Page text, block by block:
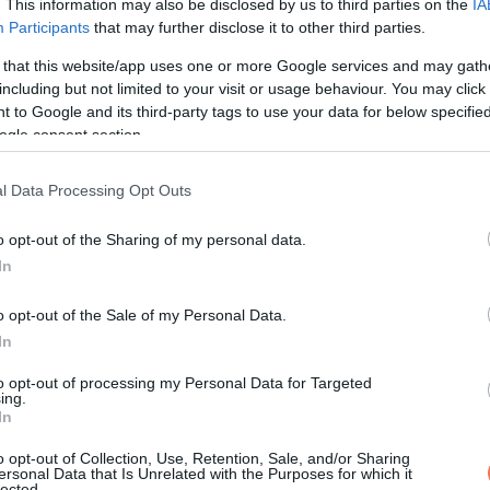
This information may also be disclosed by us to third parties on the
Participants that may further disclose it to other third parties.
that this website/app uses one or more Google services and may
but not limited to your visit or usage behaviour. You may
to Google and its third-party tags to use your data for below
consent section.
Data Processing Opt Outs
opt-out of the Sharing of my personal data.
opt-out of the Sale of my Personal Data.
opt-out of processing my Personal Data for Targeted
opt-out of Collection, Use, Retention, Sale, and/or Sharing
Data that Is Unrelated with the Purposes for which it
mintha ez teljesen hétköznapi lenne, aztán betettem
közben végig az utat néztem, mégis egy másik úton jártam.
a sávjukba.
törékeny.” Mintha a gyász miatt már nem lehetnék az
semmit. Márk csendben jött be, megállt mögöttem.